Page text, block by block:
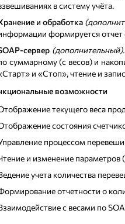
в систему учёта.
и обработка
формируется отчет
сервер(дополнительный).
суммарному (с весов) и
и «Стоп», чтение и
возможности
текущего веса
состояния
процессом
и изменение параметров
учета количества
отчетности о
с весами по